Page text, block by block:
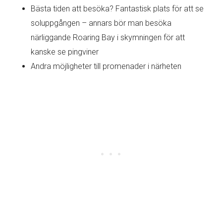
Bästa tiden att besöka? Fantastisk plats för att se
soluppgången – annars bör man besöka
närliggande Roaring Bay i skymningen för att
kanske se pingviner
Andra möjligheter till promenader i närheten